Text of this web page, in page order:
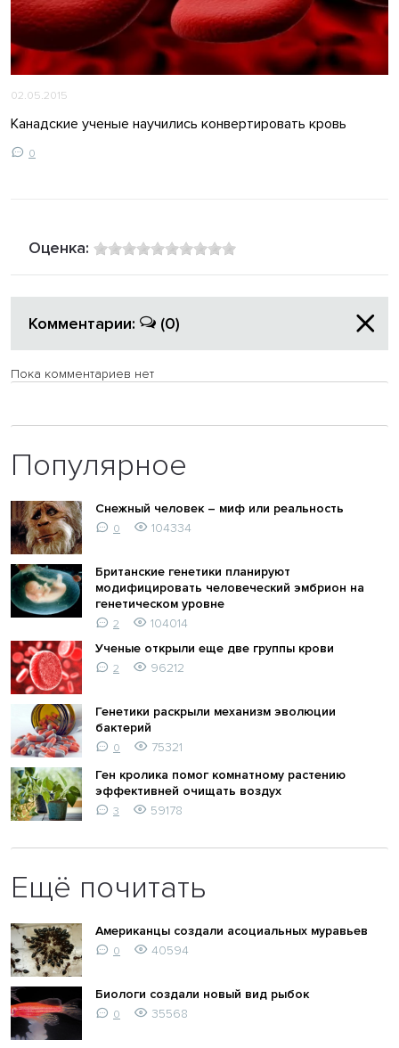
02.05.2015
Канадские ученые научились конвертировать кровь
0
Оценка:
Комментарии: (0)
Пока комментариев нет
Популярное
Снежный человек – миф или реальность
0 104334
Британские генетики планируют
модифицировать человеческий эмбрион на
генетическом уровне
2
104014
Ученые открыли еще две группы крови
2 96212
Генетики раскрыли механизм эволюции
бактерий
0
75321
Ген кролика помог комнатному растению
эффективней очищать воздух
3 59178
Ещё почитать
Американцы создали асоциальных муравьев
0 40594
Биологи создали новый вид рыбок
0 35568